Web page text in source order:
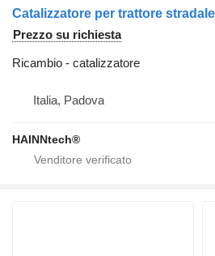
Catalizzatore per trattore
Prezzo su richiesta
Ricambio - catalizzatore
Italia, Padova
HAINNtech®